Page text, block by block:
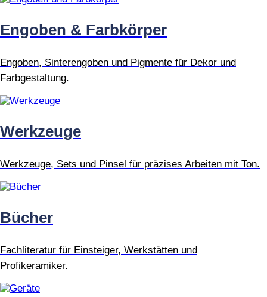
Engoben & Farbkörper
Engoben, Sinterengoben und Pigmente für Dekor und
Farbgestaltung.
Werkzeuge
Werkzeuge, Sets und Pinsel für präzises Arbeiten mit Ton.
Bücher
Fachliteratur für Einsteiger, Werkstätten und
Profikeramiker.